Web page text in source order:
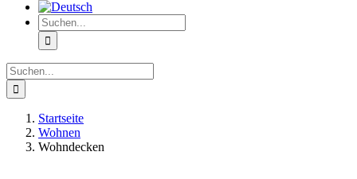
Suche
nach:
Suche
nach:
Startseite
Wohnen
Wohndecken